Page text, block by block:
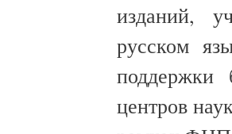
изданий,
русском
поддержки
центров